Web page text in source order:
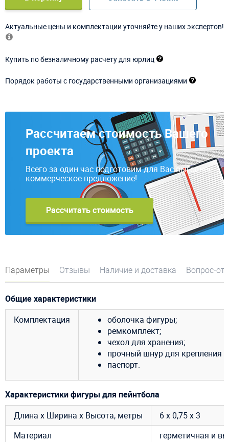
Актуальные цены и комплектации уточняйте у наших экспертов!
Купить по безналичному расчету для юрлиц
Порядок работы с государственными организациями
Рассчитаем стоимость Вашего
проекта
Всего за один час подготовим для Вас выгодное
коммерческое предложение!
Рассчитать стоимость
Параметры Отзывы Наличие и доставка Вопрос-
Общие характеристики
Комплектация
оболочка фигуры;
ремкомплект;
чехол для хранения;
прочный шнур для крепления
паспорт.
Характеристики фигуры для пейнтбола
Длина х Ширина х Высота, метры
6 х 0,75 х 3
Материал
герметичная и